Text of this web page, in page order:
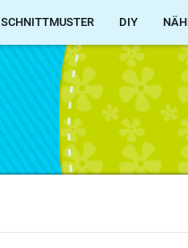
SCHNITTMUSTER DIY